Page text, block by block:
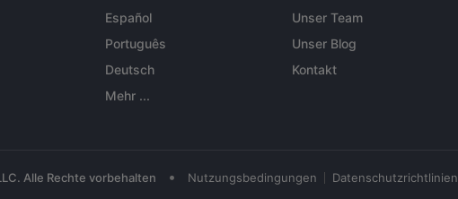
Español
Português
Deutsch
Mehr ...
Unser Team
Unser Blog
Kontakt
Alle Rechte vorbehalten • Nutzungsbedingungen Datenschutzrichtlinien